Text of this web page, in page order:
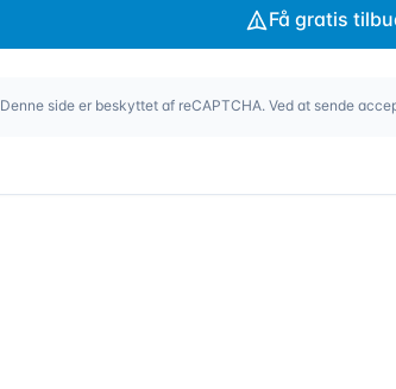
Få gratis
Denne side er beskyttet af reCAPTCHA. Ved at sende